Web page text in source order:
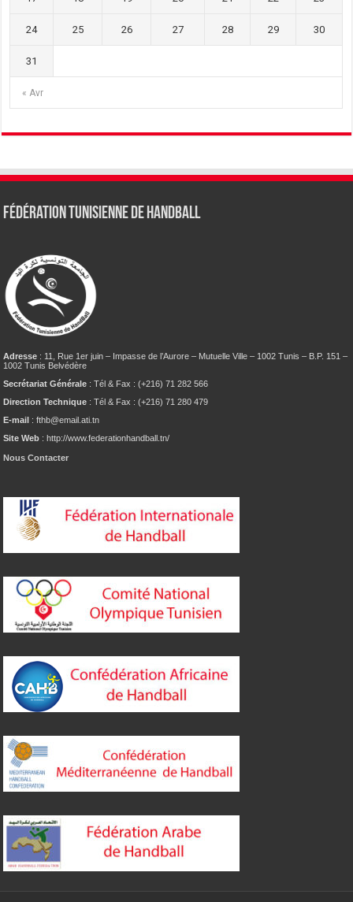
« Avr
24 25 26 27 28 29 30
31
Fédération tunisienne de Handball
Adresse : 11, Rue 1er juin – Impasse de l’Aurore – Mutuelle Ville – 1002 Tunis – B.P. 151 –
1002 Tunis Belvédère
Secrétariat Générale : Tél & Fax : (+216) 71 282 566
Direction Technique : Tél & Fax : (+216) 71 280 479
E-mail : fthb@email.ati.tn
Site Web : http://www.federationhandball.tn/
Nous Contacter